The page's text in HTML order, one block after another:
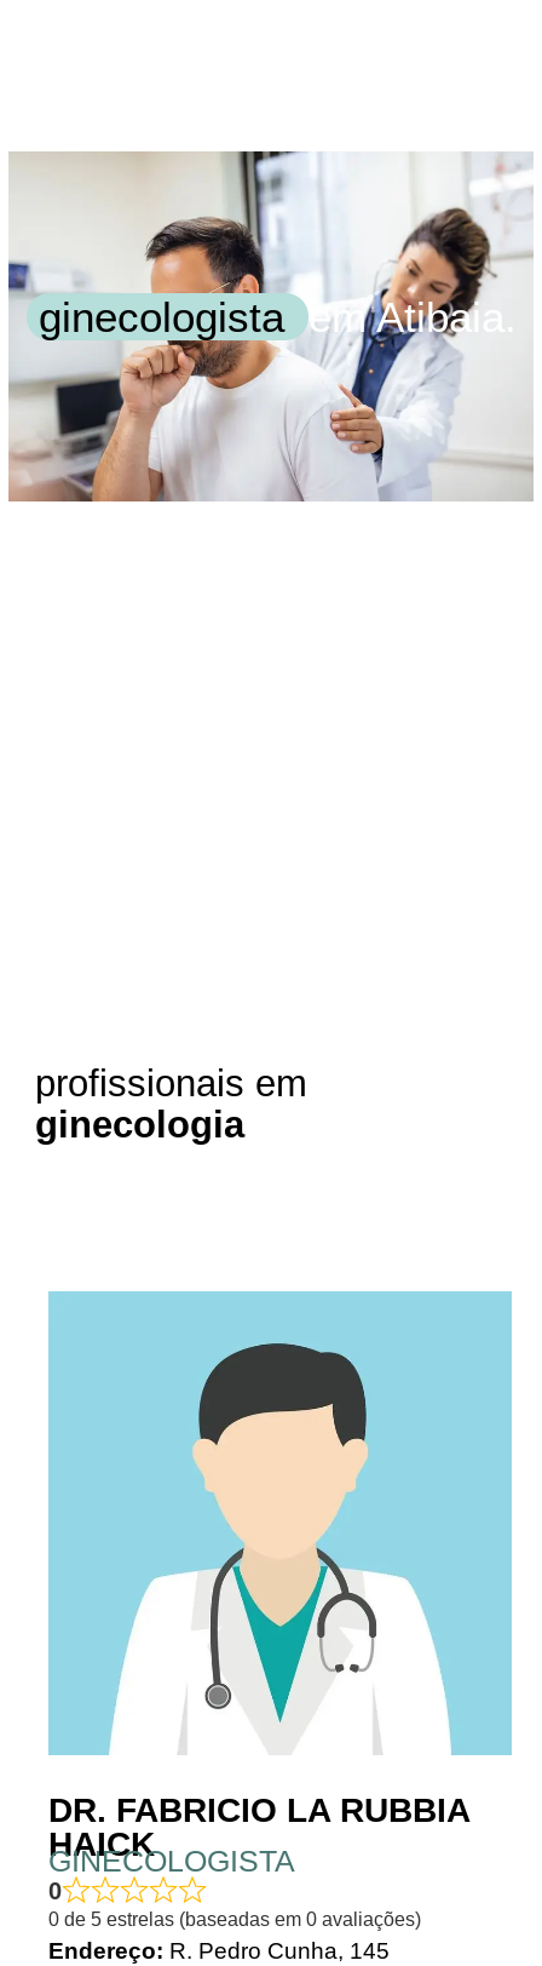
ginecologista em Atibaia.
profissionais em
ginecologia
DR. FABRICIO LA RUBBIA
HAICK
GINECOLOGISTA
0
0 de 5 estrelas (baseadas em 0 avaliações)
Endereço: R. Pedro Cunha, 145